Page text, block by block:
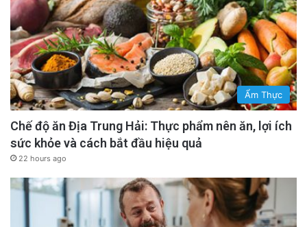
Ẩm Thực
Chế độ ăn Địa Trung Hải: Thực phẩm nên ăn, lợi ích
sức khỏe và cách bắt đầu hiệu quả
22 hours ago